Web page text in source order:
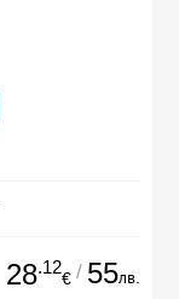
28.12
€ / 55лв.